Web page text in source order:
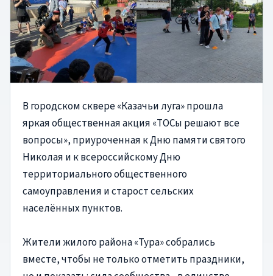
В городском сквере «Казачьи луга» прошла
яркая общественная акция «ТОСы решают все
вопросы», приуроченная к Дню памяти святого
Николая и к всероссийскому Дню
территориального общественного
самоуправления и старост сельских
населённых пунктов.
Жители жилого района «Тура» собрались
вместе, чтобы не только отметить праздники,